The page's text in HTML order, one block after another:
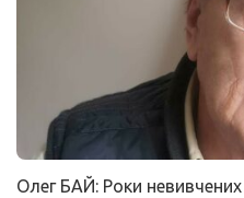
Олег БАЙ: Роки